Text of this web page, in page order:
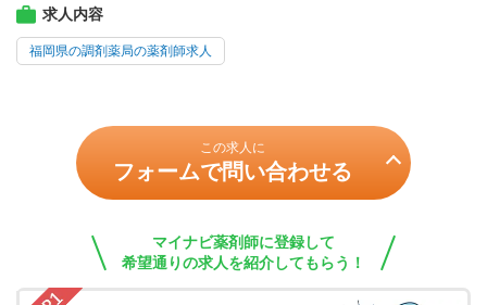
求人内容
福岡県の調剤薬局の薬剤師求人
この求人に
フォームで問い合わせる
マイナビ薬剤師に登録して
希望通りの求人を紹介してもらう！